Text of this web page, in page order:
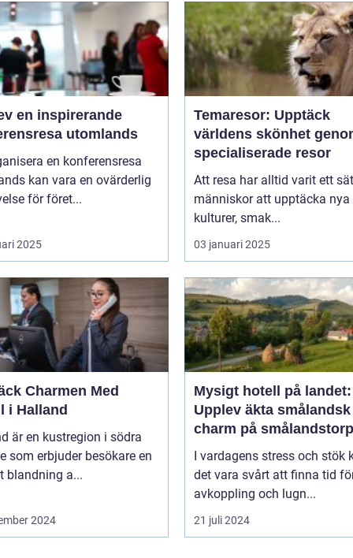
en inspirerande
utomlands
en konferensresa
kan vara en ovärderlig
för föret...
2025
Temaresor: Upptäck
världens skönhet
specialiserade resor
Att resa har alltid varit ett
människor att upptäcka nya
kulturer, smak...
03 januari 2025
Charmen Med
i Halland
är en kustregion i södra
som erbjuder besökare en
blandning a...
2024
Mysigt hotell på landet:
Upplev äkta smålandsk
charm på
I vardagens stress och stök
det vara svårt att finna tid
avkoppling och lugn...
21 juli 2024